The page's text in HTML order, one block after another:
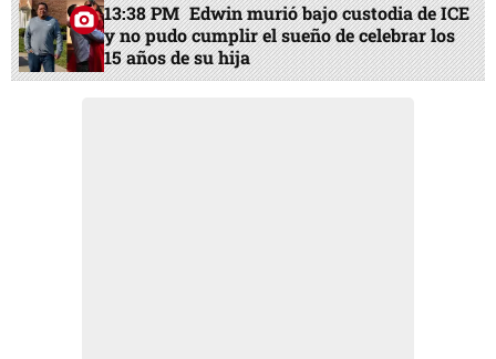
13:38 PM Edwin murió bajo custodia de ICE
y no pudo cumplir el sueño de celebrar los
15 años de su hija